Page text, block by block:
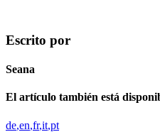
Escrito por
Seana
El artículo también está
de en fr it pt